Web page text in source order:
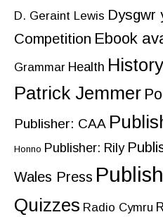
D. Geraint Lewis Dysgwr
Competition Ebook
Grammar Health History
Patrick Jemmer
Publisher: CAA
Honno Publisher: Rily
Wales Press
Quizzes Radio Cymru